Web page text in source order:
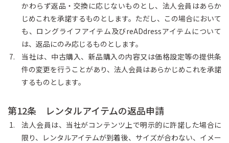
かわらず返品・交換に応じないものとし、法人会員はあらか
じめこれを承諾するものとします。ただし、この場合において
も、ロングライフアイテム及びreADdressアイテムについて
は、返品にのみ応じるものとします。
当社は、中古購入、新品購入の内容又は価格設定等の提供条
件の変更を行うことがあり、法人会員はあらかじめこれを承諾
するものとします。
第12条 レンタルアイテムの返品申請
法人会員は、当社がコンテンツ上で明示的に許諾した場合に
限り、レンタルアイテムが到着後、サイズが合わない、イメー